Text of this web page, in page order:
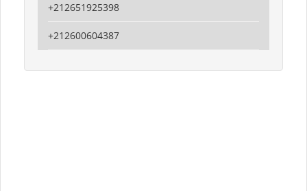
+212651925398
+212600604387